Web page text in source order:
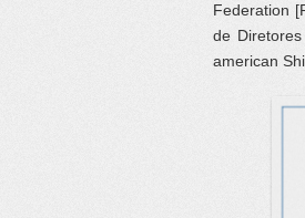
Federation
de
american